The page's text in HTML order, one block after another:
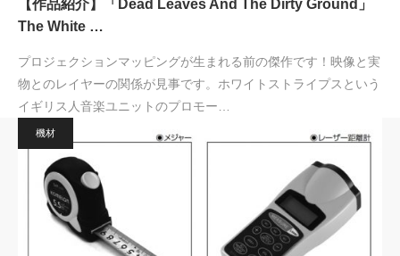
【作品紹介】「Dead Leaves And The Dirty Ground」
The White …
プロジェクションマッピングが生まれる前の傑作です！映像と実
物とのレイヤーの関係が見事です。ホワイトストライプスという
イギリス人音楽ユニットのプロモー…
機材